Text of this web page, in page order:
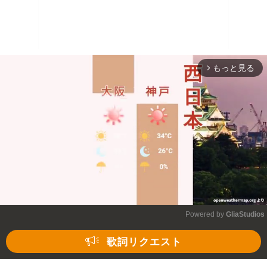
arrow_forward_ios もっと見る
Powered by GliaStudios
歌詞リクエスト